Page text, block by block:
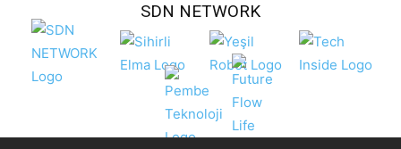
SDN NETWORK